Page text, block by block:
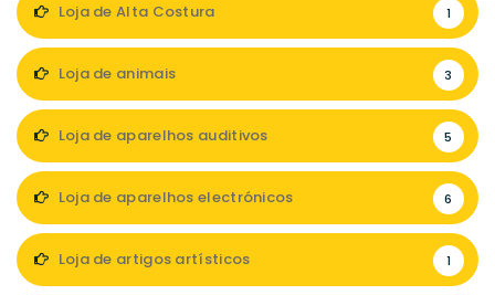
Loja de Alta Costura 1
Loja de animais 3
Loja de aparelhos auditivos 5
Loja de aparelhos electrónicos 6
Loja de artigos artísticos 1